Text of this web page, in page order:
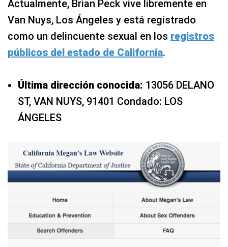
Actualmente, Brian Peck vive libremente en
Van Nuys, Los Ángeles y está registrado
como un delincuente sexual en los registros
públicos del estado de California.
Última dirección conocida: 13056 DELANO
ST, VAN NUYS, 91401 Condado: LOS
ÁNGELES